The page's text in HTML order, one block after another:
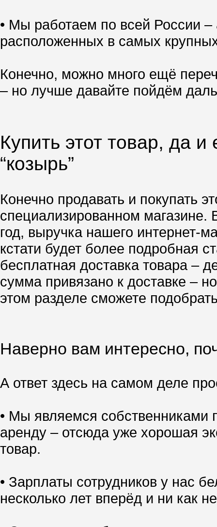
• Мы работаем по всей России
расположенных в самых
Конечно, можно много ещё
– но лучше давайте пойдём
Купить этот товар, да
“козырь”
Конечно продавать и покупать
специализированном магазине.
год, выручка нашего интернет-
кстати будет более подробная
бесплатная доставка товара –
сумма привязано к доставке –
этом разделе сможете
Наверно вам интересно,
А ответ здесь на самом деле
• Мы являемся собственниками
аренду – отсюда уже хорошая
товар.
• Зарплаты сотрудников у нас
несколько лет вперёд и ни как